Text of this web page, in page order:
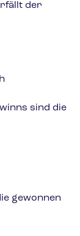
der
sind die
gewonnen